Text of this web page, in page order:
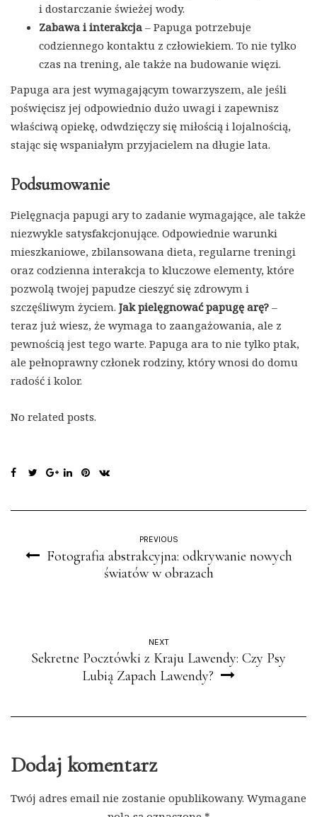
i dostarczanie świeżej wody.
Zabawa i interakcja – Papuga potrzebuje
codziennego kontaktu z człowiekiem. To nie tylko
czas na trening, ale także na budowanie więzi.
Papuga ara jest wymagającym towarzyszem, ale jeśli
poświęcisz jej odpowiednio dużo uwagi i zapewnisz
właściwą opiekę, odwdzięczy się miłością i lojalnością,
stając się wspaniałym przyjacielem na długie lata.
Podsumowanie
Pielęgnacja papugi ary to zadanie wymagające, ale także
niezwykle satysfakcjonujące. Odpowiednie warunki
mieszkaniowe, zbilansowana dieta, regularne treningi
oraz codzienna interakcja to kluczowe elementy, które
pozwolą twojej papudze cieszyć się zdrowym i
szczęśliwym życiem. Jak pielęgnować papugę arę? –
teraz już wiesz, że wymaga to zaangażowania, ale z
pewnością jest tego warte. Papuga ara to nie tylko ptak,
ale pełnoprawny członek rodziny, który wnosi do domu
radość i kolor.
No related posts.
PREVIOUS
Fotografia abstrakcyjna: odkrywanie nowych
światów w obrazach
NEXT
Sekretne Pocztówki z Kraju Lawendy: Czy Psy
Lubią Zapach Lawendy?
Dodaj komentarz
Twój adres email nie zostanie opublikowany. Wymagane